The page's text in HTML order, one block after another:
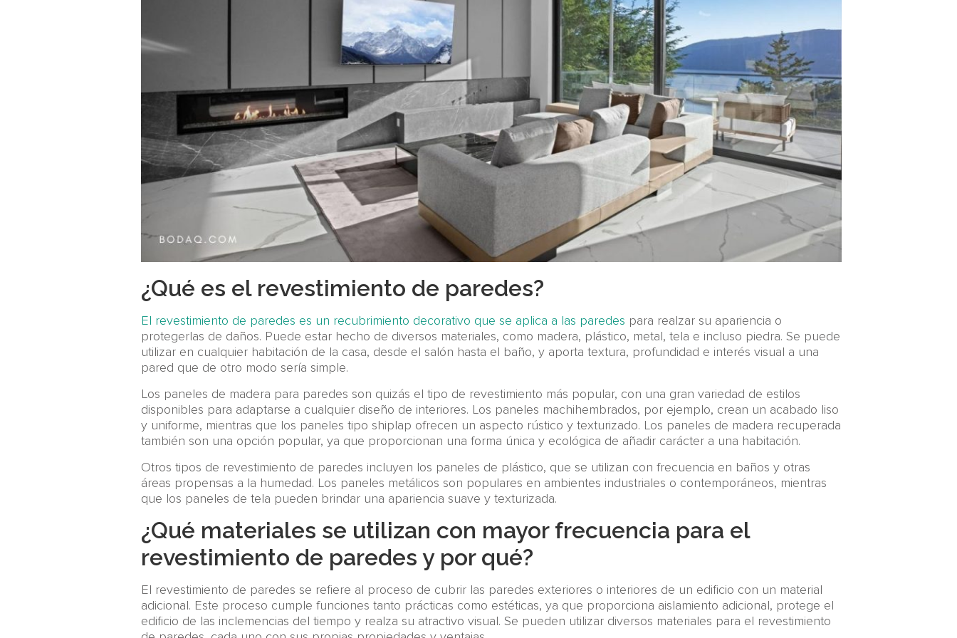
¿Qué es el revestimiento de paredes?
El revestimiento de paredes es un recubrimiento decorativo que se aplica a las paredes para realzar su apariencia o
protegerlas de daños. Puede estar hecho de diversos materiales, como madera, plástico, metal, tela e incluso piedra. Se puede
utilizar en cualquier habitación de la casa, desde el salón hasta el baño, y aporta textura, profundidad e interés visual a una
pared que de otro modo sería simple.
Los paneles de madera para paredes son quizás el tipo de revestimiento más popular, con una gran variedad de estilos
disponibles para adaptarse a cualquier diseño de interiores. Los paneles machihembrados, por ejemplo, crean un acabado liso
y uniforme, mientras que los paneles tipo shiplap ofrecen un aspecto rústico y texturizado. Los paneles de madera recuperada
también son una opción popular, ya que proporcionan una forma única y ecológica de añadir carácter a una habitación.
Otros tipos de revestimiento de paredes incluyen los paneles de plástico, que se utilizan con frecuencia en baños y otras
áreas propensas a la humedad. Los paneles metálicos son populares en ambientes industriales o contemporáneos, mientras
que los paneles de tela pueden brindar una apariencia suave y texturizada.
¿Qué materiales se utilizan con mayor frecuencia para el
revestimiento de paredes y por qué?
El revestimiento de paredes se refiere al proceso de cubrir las paredes exteriores o interiores de un edificio con un material
adicional. Este proceso cumple funciones tanto prácticas como estéticas, ya que proporciona aislamiento adicional, protege el
edificio de las inclemencias del tiempo y realza su atractivo visual. Se pueden utilizar diversos materiales para el revestimiento